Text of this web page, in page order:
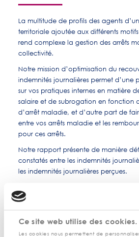
Ce site web utilise des cookies.
Les cookies nous permettent de
La multitude de profils des agents
territoriale ajoutée aux différents
rend complexe la gestion des arrêts
collectivité.
Notre mission d’optimisation du
indemnités journalières permet d’une
sur vos pratiques internes en matière
salaire et de subrogation en fonction
d’arrêt maladie, et d’autre part de
entre vos arrêts maladie et les
pour ces arrêts.
Notre rapport présente de manière
constatés entre les indemnités
les indemnités journalières perçues.
des indemnités journalières non
tout en vous aidant à optimiser votre
suivi du recouvrement des indemnités
sécurité sociale.